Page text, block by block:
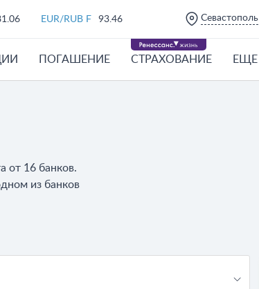
EUR/RUB F 93.46 Севастополь
ПОГАШЕНИЕ СТРАХОВАНИЕ ЕЩЕ
от 16 банков.
из банков